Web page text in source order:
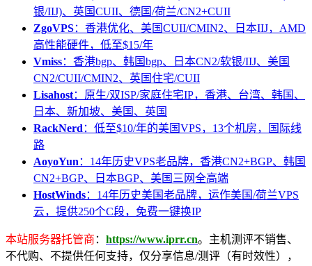
银/IIJ)、英国CUII、德国/荷兰/CN2+CUII
ZgoVPS：香港优化、美国CUII/CMIN2、日本IIJ，AMD
高性能硬件，低至$15/年
Vmiss：香港bgp、韩国bgp、日本CN2/软银/IIJ、美国
CN2/CUII/CMIN2、英国住宅/CUII
Lisahost：原生/双ISP/家庭住宅IP，香港、台湾、韩国、
日本、新加坡、美国、英国
RackNerd ：低至$10/年的美国VPS，13个机房，国际线
路
AoyoYun ：14年历史VPS老品牌，香港CN2+BGP、韩国
CN2+BGP、日本BGP、美国三网全高端
HostWinds：14年历史美国老品牌，运作美国/荷兰VPS
云，提供250个C段，免费一键换IP
本站服务器托管商 ： https://www.iprr.cn。主机测评不销售、
不代购、不提供任何支持，仅分享信息/测评（有时效性），